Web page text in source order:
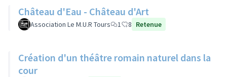
Château d'Eau - Château d'Art
Association Le M.U.R Tours 1 8 Retenue
Création d'un théâtre romain naturel dans la
cour